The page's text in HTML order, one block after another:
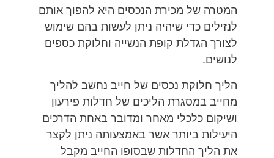
המטרה של מכירת הנכסים היא להפוך אותם
לנזילים כדי שיהיה ניתן לעשות בהם שימוש
לצורך הגדלת קופת הנשייה וחלוקת כספים
לנושים.
הליך חלוקת נכסים של חייב נחשב להליך
מחייב במסגרת הליכים של חדלות פירעון
ושיקום כלכלי מאחר ומדובר באחת הדרכים
היעילות ביותר אשר באמצעותה ניתן לקצר
את הליך החדלות שבסופו החייב מקבל